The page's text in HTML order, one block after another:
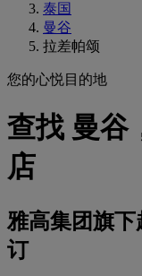
泰国
曼谷
拉差帕颂
您的心悦目的地
查找 曼谷
店
雅高集团旗下
订